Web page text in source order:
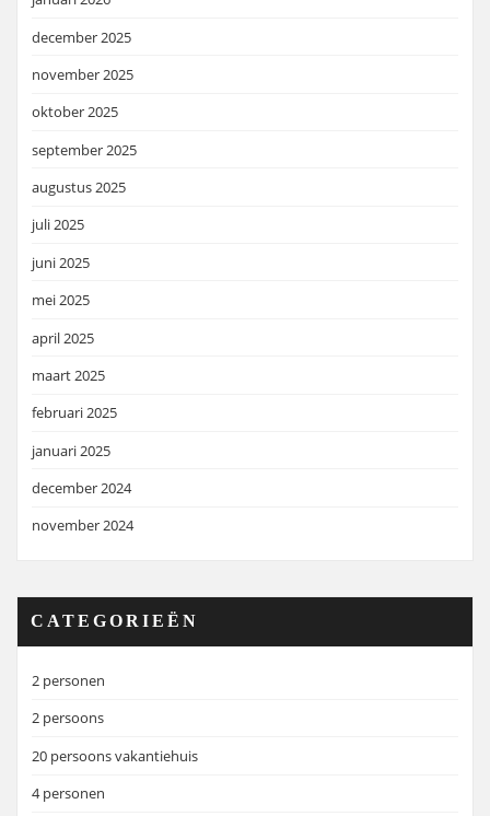
december 2025
november 2025
oktober 2025
september 2025
augustus 2025
juli 2025
juni 2025
mei 2025
april 2025
maart 2025
februari 2025
januari 2025
december 2024
november 2024
CATEGORIEËN
2 personen
2 persoons
20 persoons vakantiehuis
4 personen